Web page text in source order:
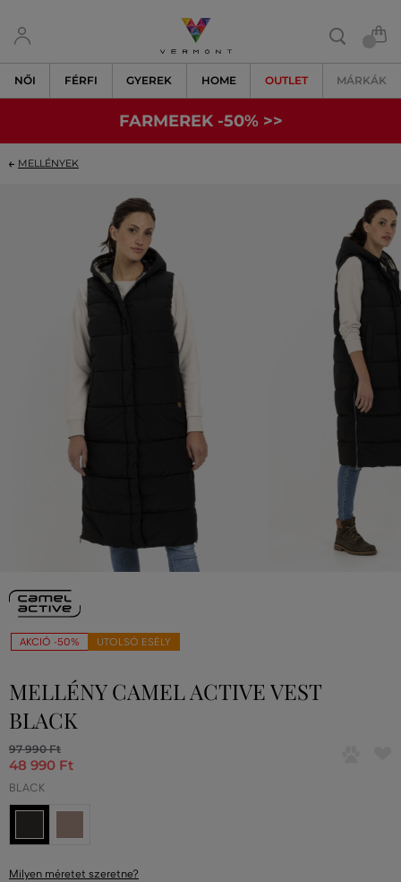
NŐI FÉRFI GYEREK HOME OUTLET MÁRKÁK
FARMEREK -50% >>
MELLÉNYEK
AKCIÓ -50% UTOLSÓ ESÉLY
MELLÉNY CAMEL ACTIVE VEST
BLACK
97 990 Ft
48 990 Ft
BLACK
Milyen méretet szeretne?